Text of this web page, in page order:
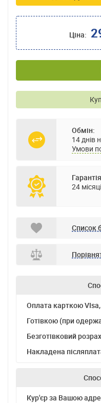
Ціна:
Обмін:
14 днів
Умови
24
Список
Оплата карткою
Готівкою (при
Безготівковий
Накладена
Кур'єр за Вашою